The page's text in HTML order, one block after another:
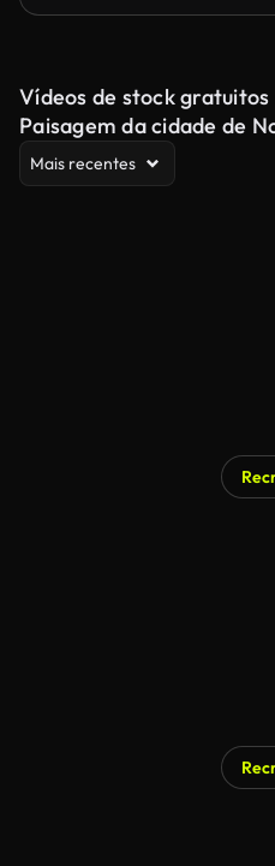
Vídeos de stock gratuitos
Paisagem da cidade de
Mais recentes